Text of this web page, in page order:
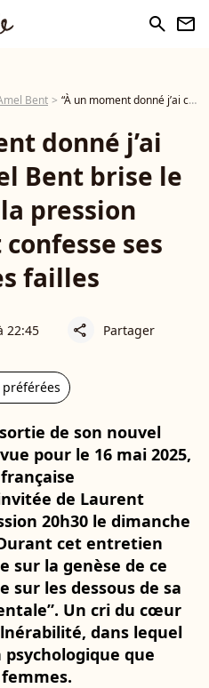
search newsletter
Bent “À un moment donné j’ai craqué” : Amel Bent brise le tabou de la pression féminine et confesse ses propres failles
donné j’ai
Bent brise le
pression
ses
failles
22:45 share Partager
de son nouvel
pour le 16 mai 2025,
de Laurent
20h30 le dimanche
cet entretien
sur la genèse de ce
sur les dessous de sa
Un cri du cœur
dans lequel
que